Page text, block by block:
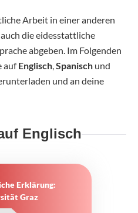
Arbeit in einer anderen
die eidesstattliche
abgeben. Im Folgenden
aufEnglisch Spanisch und
und an deine
Englisch
Erklärung:
Graz